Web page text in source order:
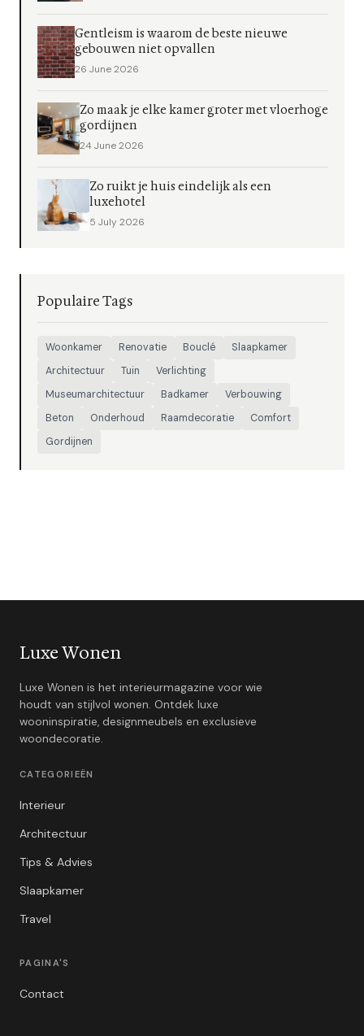
Gentleism is waarom de beste nieuwe
gebouwen niet opvallen
26 June 2026
Zo maak je elke kamer groter met vloerhoge
gordijnen
24 June 2026
Zo ruikt je huis eindelijk als een
luxehotel
5 July 2026
Populaire Tags
Woonkamer Renovatie Bouclé
Slaapkamer
Architectuur
Tuin
Verlichting
Museumarchitectuur
Badkamer
Verbouwing
Beton
Onderhoud Raamdecoratie
Comfort
Gordijnen
Luxe Wonen
Luxe Wonen is het interieurmagazine voor wie
houdt van stijlvol wonen. Ontdek luxe
wooninspiratie, designmeubels en exclusieve
woondecoratie.
CATEGORIEËN
Interieur
Architectuur
Tips & Advies
Slaapkamer
Travel
PAGINA'S
Contact